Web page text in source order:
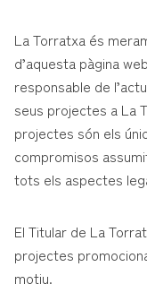
La Torratxa és
d’aquesta pàgina
responsable de
seus projectes a La
projectes són els
compromisos
tots els aspectes
El Titular de La
projectes
motiu.